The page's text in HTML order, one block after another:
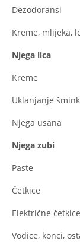
Dezodoransi
Kreme, mlijeka,
Njega lica
Kreme
Uklanjanje
Njega usana
Njega zubi
Paste
Četkice
Električne četkice
Vodice, konci,